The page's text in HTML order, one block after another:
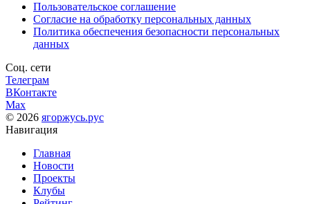
Пользовательское соглашение
Согласие на обработку персональных данных
Политика обеспечения безопасности персональных
данных
Соц. сети
Телеграм
ВКонтакте
Max
© 2026 ягоржусь.рус
Навигация
Главная
Новости
Проекты
Клубы